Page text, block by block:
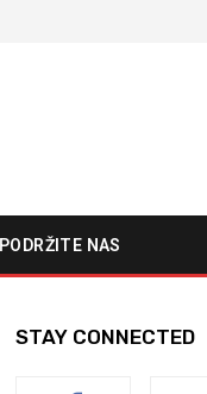
PODRŽITE NAS
STAY CONNECTED